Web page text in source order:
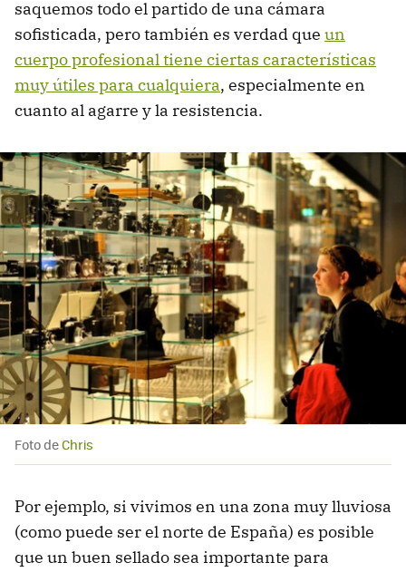
saquemos todo el partido de una cámara
sofisticada, pero también es verdad que un
cuerpo profesional tiene ciertas características
muy útiles para cualquiera, especialmente en
cuanto al agarre y la resistencia.
Foto deChris
Por ejemplo, si vivimos en una zona muy lluviosa
(como puede ser el norte de España) es posible
que un buen sellado sea importante para